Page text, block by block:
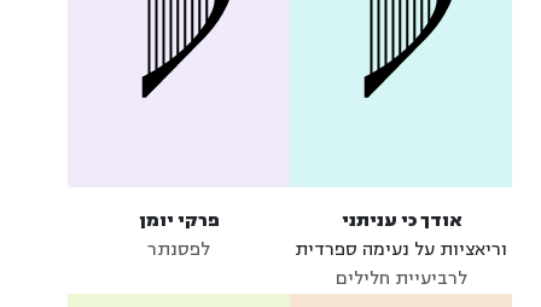
אודך כי עניתני
וריאציות על נעימה ספרדית
לרביעיית חלילים
פרקי יומן
לפסנתר